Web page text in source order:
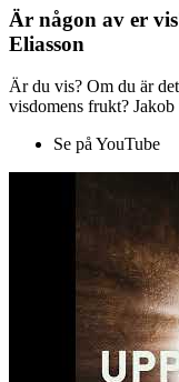
Är någon av er
Eliasson
Är du vis? Om du är
visdomens frukt? Jakob
Se på YouTube